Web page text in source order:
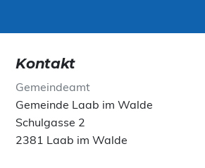
Kontakt
Gemeindeamt
Gemeinde Laab im Walde
Schulgasse 2
2381 Laab im Walde